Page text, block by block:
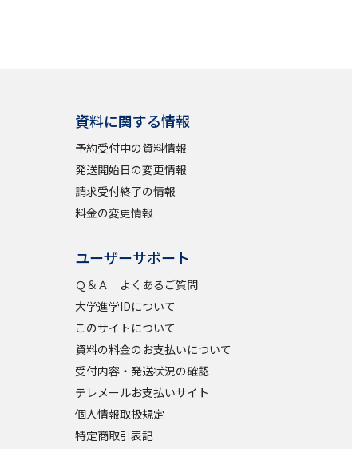
資料に関する情報
予約受付中の資料情報
発送開始日の変更情報
請求受付終了の情報
料金の変更情報
ユーザーサポート
Ｑ＆Ａ よくあるご質問
大学進学IDについて
このサイトについて
資料の料金のお支払いについて
受付内容・発送状況の確認
テレメールお支払いサイト
個人情報取扱規定
特定商取引表記